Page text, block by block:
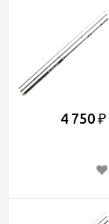
4 750 ₽